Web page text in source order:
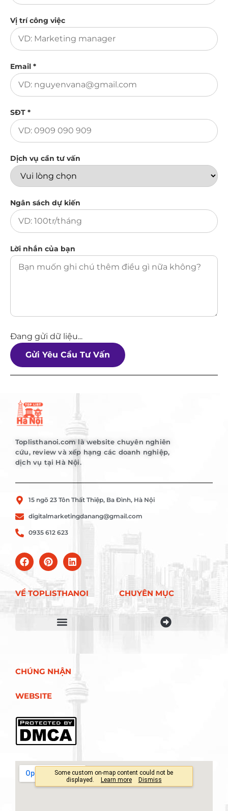
Vị trí công việc
Email *
SĐT *
Dịch vụ cần tư vấn
Ngân sách dự kiến
Lời nhắn của bạn
Đang gửi dữ liệu...
Gửi Yêu Cầu Tư Vấn
Toplisthanoi.com là website chuyên nghiên
cứu, review và xếp hạng các doanh nghiệp,
dịch vụ tại Hà Nội.
15 ngõ 23 Tôn Thất Thiệp, Ba Đình, Hà Nội
digitalmarketingdanang@gmail.com
0935 612 623
VỀ TOPLISTHANOI
CHÚNG NHẬN
WEBSITE
CHUYÊN MỤC